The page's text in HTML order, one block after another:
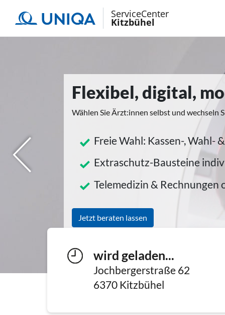
ServiceCenter
Kitzbühel
Flexibel, digital,
Wählen Sie Ärzt:innen selbst und wechseln
Freie Wahl: Kassen-, Wahl-
Extraschutz-Bausteine
Telemedizin &
Jetzt beraten lassen
wird geladen...
Jochbergerstraße 62
6370 Kitzbühel